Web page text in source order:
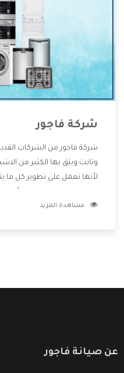
شركة فاجور
شركة فاجور من الشركات
وثابت ويثق بها الكثير من
لأنها تعمل على تطوير كل ما
وتقدم للعملاء أقوى
مشاهدة المزيد
عن صيانة فاجور